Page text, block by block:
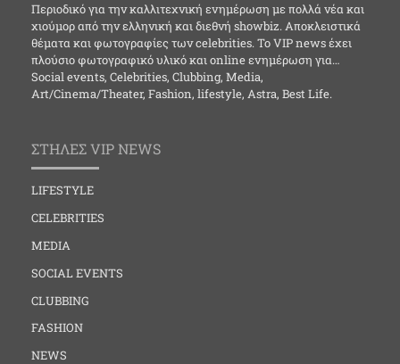
Περιοδικό για την καλλιτεχνική ενημέρωση με πολλά νέα και
χιούμορ από την ελληνική και διεθνή showbiz. Αποκλειστικά
θέματα και φωτογραφίες των celebrities. Το VIP news έχει
πλούσιο φωτογραφικό υλικό και online ενημέρωση για…
Social events, Celebrities, Clubbing, Media,
Art/Cinema/Theater, Fashion, lifestyle, Astra, Best Life.
ΣΤΗΛΕΣ VIP NEWS
LIFESTYLE
CELEBRITIES
MEDIA
SOCIAL EVENTS
CLUBBING
FASHION
NEWS